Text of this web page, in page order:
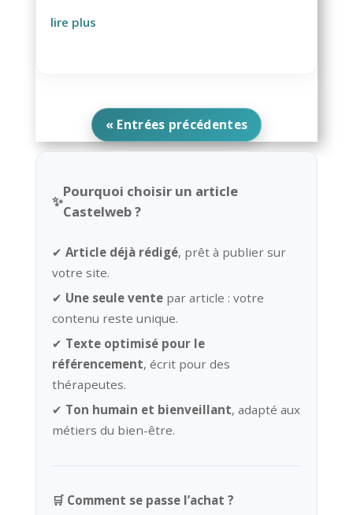
lire plus
« Entrées précédentes
✨
Pourquoi choisir un article
Castelweb ?
✔ Article déjà rédigé, prêt à publier sur
votre site.
✔ Une seule ventepar article : votre
contenu reste unique.
✔ Texte optimisé pour le
référencement, écrit pour des
thérapeutes.
✔ Ton humain et bienveillant, adapté aux
métiers du bien-être.
🛒 Comment se passe l’achat ?